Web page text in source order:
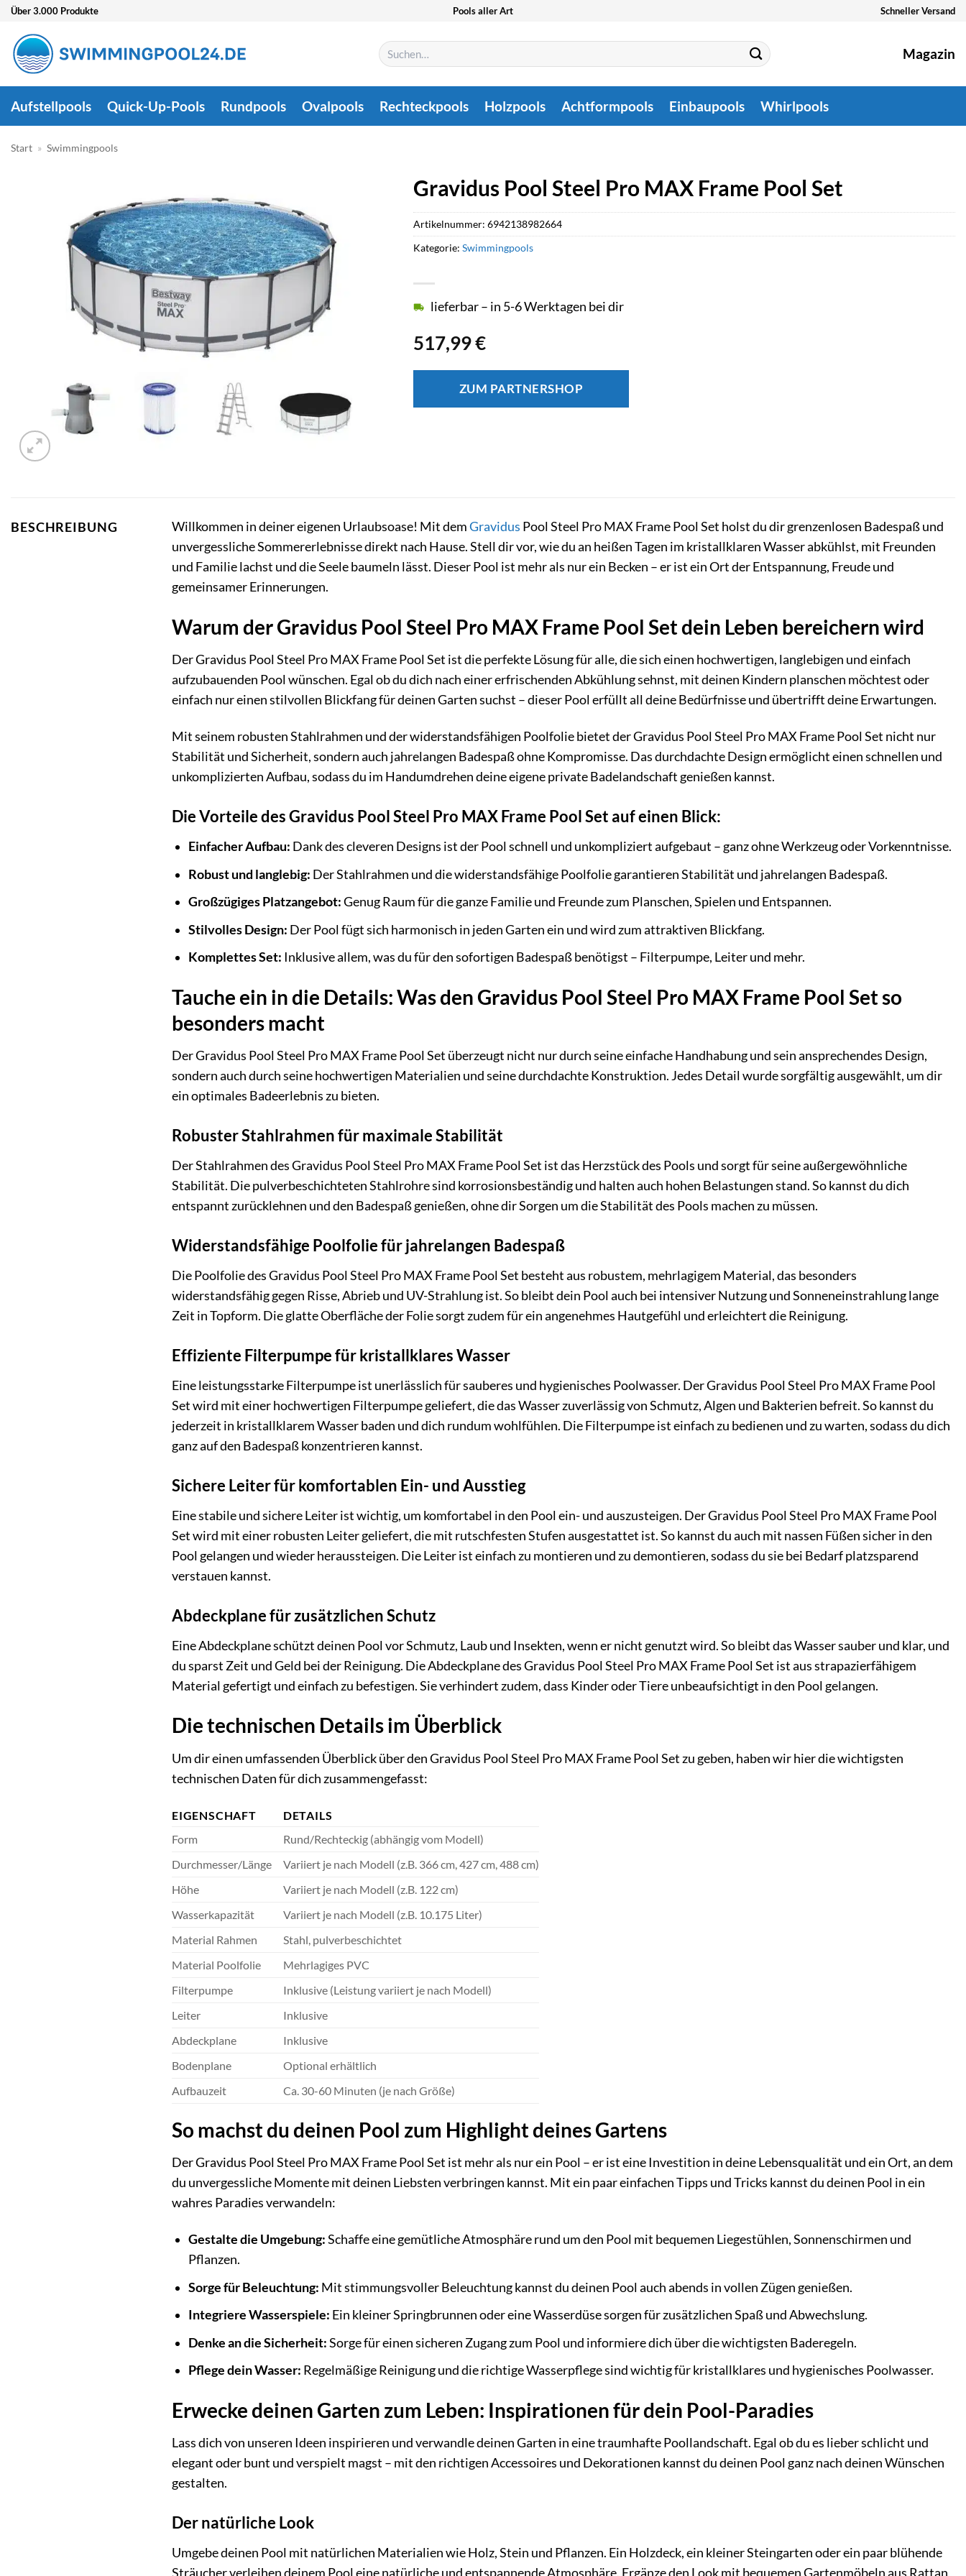
Zum
springen
Über 3.000 Produkte Pools aller Art Schneller Versand
Suchen
nach:
Magazin
Aufstellpools Quick-Up-Pools Rundpools Ovalpools Rechteckpools Holzpools Achtformpools Einbaupools Whirlpools
Start » Swimmingpools
Gravidus Pool Steel Pro MAX Frame Pool Set
517,99€
lieferbar – in 5-6 Werktagen bei dir
ZUM PARTNERSHOP
Artikelnummer: 6942138982664
Kategorie: Swimmingpools
BESCHREIBUNG Willkommen in deiner eigenen Urlaubsoase! Mit demGravidus Pool Steel Pro MAX Frame Pool Set holst du dir grenzenlosen Badespaß und
unvergessliche Sommererlebnisse direkt nach Hause. Stell dir vor, wie du an heißen Tagen im kristallklaren Wasser abkühlst, mit Freunden
und Familie lachst und die Seele baumeln lässt. Dieser Pool ist mehr als nur ein Becken – er ist ein Ort der Entspannung, Freude und
gemeinsamer Erinnerungen.
Warum der Gravidus Pool Steel Pro MAX Frame Pool Set dein Leben bereichern wird
Der Gravidus Pool Steel Pro MAX Frame Pool Set ist die perfekte Lösung für alle, die sich einen hochwertigen, langlebigen und einfach
aufzubauenden Pool wünschen. Egal ob du dich nach einer erfrischenden Abkühlung sehnst, mit deinen Kindern planschen möchtest oder
einfach nur einen stilvollen Blickfang für deinen Garten suchst – dieser Pool erfüllt all deine Bedürfnisse und übertrifft deine Erwartungen.
Mit seinem robusten Stahlrahmen und der widerstandsfähigen Poolfolie bietet der Gravidus Pool Steel Pro MAX Frame Pool Set nicht nur
Stabilität und Sicherheit, sondern auch jahrelangen Badespaß ohne Kompromisse. Das durchdachte Design ermöglicht einen schnellen und
unkomplizierten Aufbau, sodass du im Handumdrehen deine eigene private Badelandschaft genießen kannst.
Die Vorteile des Gravidus Pool Steel Pro MAX Frame Pool Set auf einen Blick:
Einfacher Aufbau: Dank des cleveren Designs ist der Pool schnell und unkompliziert aufgebaut – ganz ohne Werkzeug oder Vorkenntnisse.
Robust und langlebig: Der Stahlrahmen und die widerstandsfähige Poolfolie garantieren Stabilität und jahrelangen Badespaß.
Großzügiges Platzangebot:Genug Raum für die ganze Familie und Freunde zum Planschen, Spielen und Entspannen.
Stilvolles Design: Der Pool fügt sich harmonisch in jeden Garten ein und wird zum attraktiven Blickfang.
Komplettes Set: Inklusive allem, was du für den sofortigen Badespaß benötigst – Filterpumpe, Leiter und mehr.
Tauche ein in die Details: Was den Gravidus Pool Steel Pro MAX Frame Pool Set so
besonders macht
Der Gravidus Pool Steel Pro MAX Frame Pool Set überzeugt nicht nur durch seine einfache Handhabung und sein ansprechendes Design,
sondern auch durch seine hochwertigen Materialien und seine durchdachte Konstruktion. Jedes Detail wurde sorgfältig ausgewählt, um dir
ein optimales Badeerlebnis zu bieten.
Robuster Stahlrahmen für maximale Stabilität
Der Stahlrahmen des Gravidus Pool Steel Pro MAX Frame Pool Set ist das Herzstück des Pools und sorgt für seine außergewöhnliche
Stabilität. Die pulverbeschichteten Stahlrohre sind korrosionsbeständig und halten auch hohen Belastungen stand. So kannst du dich
entspannt zurücklehnen und den Badespaß genießen, ohne dir Sorgen um die Stabilität des Pools machen zu müssen.
Widerstandsfähige Poolfolie für jahrelangen Badespaß
Die Poolfolie des Gravidus Pool Steel Pro MAX Frame Pool Set besteht aus robustem, mehrlagigem Material, das besonders
widerstandsfähig gegen Risse, Abrieb und UV-Strahlung ist. So bleibt dein Pool auch bei intensiver Nutzung und Sonneneinstrahlung lange
Zeit in Topform. Die glatte Oberfläche der Folie sorgt zudem für ein angenehmes Hautgefühl und erleichtert die Reinigung.
Effiziente Filterpumpe für kristallklares Wasser
Eine leistungsstarke Filterpumpe ist unerlässlich für sauberes und hygienisches Poolwasser. Der Gravidus Pool Steel Pro MAX Frame Pool
Set wird mit einer hochwertigen Filterpumpe geliefert, die das Wasser zuverlässig von Schmutz, Algen und Bakterien befreit. So kannst du
jederzeit in kristallklarem Wasser baden und dich rundum wohlfühlen. Die Filterpumpe ist einfach zu bedienen und zu warten, sodass du dich
ganz auf den Badespaß konzentrieren kannst.
Sichere Leiter für komfortablen Ein- und Ausstieg
Eine stabile und sichere Leiter ist wichtig, um komfortabel in den Pool ein- und auszusteigen. Der Gravidus Pool Steel Pro MAX Frame Pool
Set wird mit einer robusten Leiter geliefert, die mit rutschfesten Stufen ausgestattet ist. So kannst du auch mit nassen Füßen sicher in den
Pool gelangen und wieder heraussteigen. Die Leiter ist einfach zu montieren und zu demontieren, sodass du sie bei Bedarf platzsparend
verstauen kannst.
Abdeckplane für zusätzlichen Schutz
Eine Abdeckplane schützt deinen Pool vor Schmutz, Laub und Insekten, wenn er nicht genutzt wird. So bleibt das Wasser sauber und klar, und
du sparst Zeit und Geld bei der Reinigung. Die Abdeckplane des Gravidus Pool Steel Pro MAX Frame Pool Set ist aus strapazierfähigem
Material gefertigt und einfach zu befestigen. Sie verhindert zudem, dass Kinder oder Tiere unbeaufsichtigt in den Pool gelangen.
Die technischen Details im Überblick
Um dir einen umfassenden Überblick über den Gravidus Pool Steel Pro MAX Frame Pool Set zu geben, haben wir hier die wichtigsten
technischen Daten für dich zusammengefasst:
EIGENSCHAFT
DETAILS
Form
Rund/Rechteckig (abhängig vom Modell)
Durchmesser/Länge
Variiert je nach Modell (z.B. 366 cm, 427 cm, 488 cm)
Höhe
Variiert je nach Modell (z.B. 122 cm)
Wasserkapazität
Variiert je nach Modell (z.B. 10.175 Liter)
Material Rahmen
Stahl, pulverbeschichtet
Material Poolfolie
Mehrlagiges PVC
Filterpumpe
Inklusive (Leistung variiert je nach Modell)
Leiter
Inklusive
Abdeckplane
Inklusive
Bodenplane
Optional erhältlich
Aufbauzeit
Ca. 30-60 Minuten (je nach Größe)
So machst du deinen Pool zum Highlight deines Gartens
Der Gravidus Pool Steel Pro MAX Frame Pool Set ist mehr als nur ein Pool – er ist eine Investition in deine Lebensqualität und ein Ort, an dem
du unvergessliche Momente mit deinen Liebsten verbringen kannst. Mit ein paar einfachen Tipps und Tricks kannst du deinen Pool in ein
wahres Paradies verwandeln:
Gestalte die Umgebung:Schaffe eine gemütliche Atmosphäre rund um den Pool mit bequemen Liegestühlen, Sonnenschirmen und
Pflanzen.
Sorge für Beleuchtung: Mit stimmungsvoller Beleuchtung kannst du deinen Pool auch abends in vollen Zügen genießen.
Integriere Wasserspiele: Ein kleiner Springbrunnen oder eine Wasserdüse sorgen für zusätzlichen Spaß und Abwechslung.
Denke an die Sicherheit:Sorge für einen sicheren Zugang zum Pool und informiere dich über die wichtigsten Baderegeln.
Pflege dein Wasser: Regelmäßige Reinigung und die richtige Wasserpflege sind wichtig für kristallklares und hygienisches Poolwasser.
Erwecke deinen Garten zum Leben: Inspirationen für dein Pool-Paradies
Lass dich von unseren Ideen inspirieren und verwandle deinen Garten in eine traumhafte Poollandschaft. Egal ob du es lieber schlicht und
elegant oder bunt und verspielt magst – mit den richtigen Accessoires und Dekorationen kannst du deinen Pool ganz nach deinen Wünschen
gestalten.
Der natürliche Look
Umgebe deinen Pool mit natürlichen Materialien wie Holz, Stein und Pflanzen. Ein Holzdeck, ein kleiner Steingarten oder ein paar blühende
Sträucher verleihen deinem Pool eine natürliche und entspannende Atmosphäre. Ergänze den Look mit bequemen Gartenmöbeln aus Rattan